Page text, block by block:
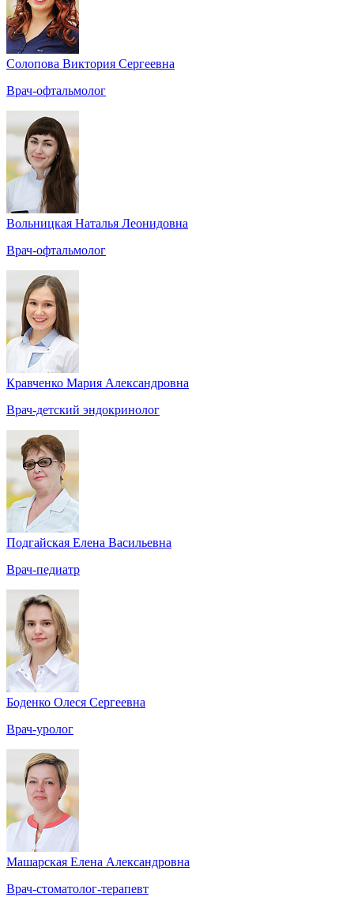
Солопова Виктория Сергеевна
Врач-офтальмолог
Вольницкая Наталья Леонидовна
Врач-офтальмолог
Кравченко Мария Александровна
Врач-детский эндокринолог
Подгайская Елена Васильевна
Врач-педиатр
Боденко Олеся Сергеевна
Врач-уролог
Машарская Елена Александровна
Врач-стоматолог-терапевт